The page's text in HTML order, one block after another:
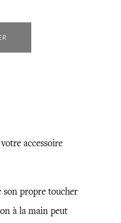
accessoire
son propre toucher
à la main peut